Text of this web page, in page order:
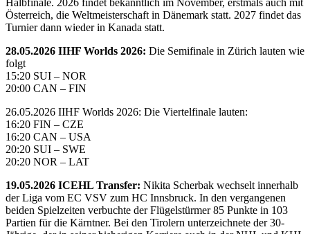
Österreich, die Weltmeisterschaft in Dänemark statt. 2027 findet das
Turnier dann wieder in Kanada statt.
28.05.2026 IIHF Worlds 2026: Die Semifinale in Zürich lauten wie
folgt
15:20 SUI – NOR
20:00 CAN – FIN
26.05.2026 IIHF Worlds 2026: Die Viertelfinale lauten:
16:20 FIN – CZE
16:20 CAN – USA
20:20 SUI – SWE
20:20 NOR – LAT
19.05.2026 ICEHL Transfer: Nikita Scherbak wechselt innerhalb
der Liga vom EC VSV zum HC Innsbruck. In den vergangenen
beiden Spielzeiten verbuchte der Flügelstürmer 85 Punkte in 103
Partien für die Kärntner. Bei den Tirolern unterzeichnete der 30-